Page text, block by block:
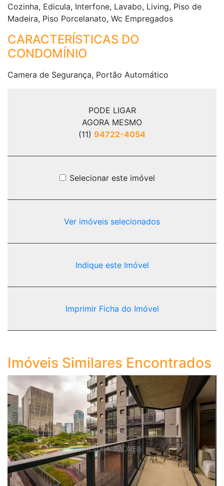
PODE LIGAR
AGORA MESMO
(11) 94722-4054
Selecionar este imóvel
Ver imóveis selecionados
Indique este Imóvel
Imprimir Ficha do Imóvel
Cozinha, Edicula, Interfone, Lavabo, Living, Piso de
Madeira, Piso Porcelanato, Wc Empregados
CARACTERÍSTICAS DO
CONDOMÍNIO
Camera de Segurança, Portão Automático
Imóveis Similares Encontrados